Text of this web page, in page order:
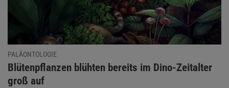
PALÄONTOLOGIE
:
Blütenpflanzen blühten bereits im Dino-Zeitalter
groß auf